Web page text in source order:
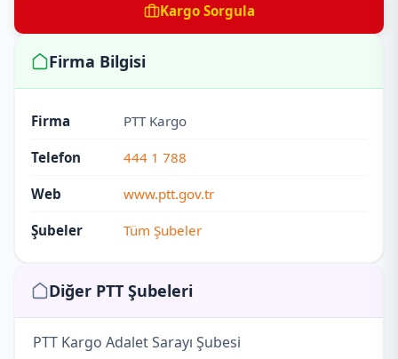
Kargo Sorgula
Firma Bilgisi
Firma PTT Kargo
Telefon 444 1 788
Web www.ptt.gov.tr
Şubeler Tüm Şubeler
Diğer PTT Şubeleri
PTT Kargo Adalet Sarayı Şubesi